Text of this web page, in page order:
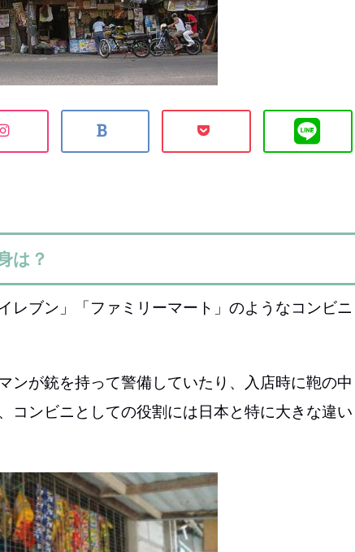
は？
レブン」「ファミリーマート」のようなコンビニ
ンが銃を持って警備していたり、入店時に鞄の中
コンビニとしての役割には日本と特に大きな違い